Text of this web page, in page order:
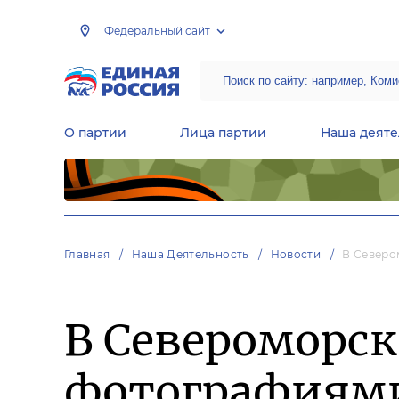
Федеральный сайт
О партии Лица партии Наша
Главная Наша Деятельность Новости В
В